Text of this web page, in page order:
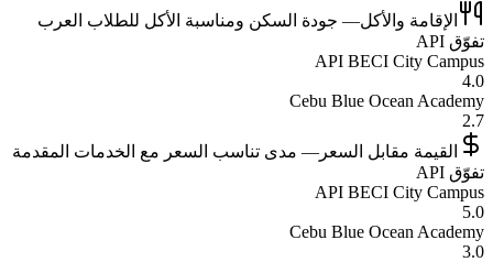
الإقامة والأكل— جودة السكن ومناسبة الأكل للطلاب العرب
تفوّق API
API BECI City Campus
4.0
Cebu Blue Ocean Academy
2.7
القيمة مقابل السعر — مدى تناسب السعر مع الخدمات المقدمة
تفوّق API
API BECI City Campus
5.0
Cebu Blue Ocean Academy
3.0